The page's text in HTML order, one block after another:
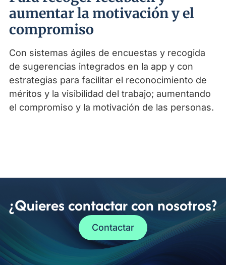
aumentar la motivación y el
compromiso
Con sistemas ágiles de encuestas y recogida
de sugerencias integrados en la app y con
estrategias para facilitar el reconocimiento de
méritos y la visibilidad del trabajo; aumentando
el compromiso y la motivación de las personas.
¿Quieres contactar con nosotros?
Contactar